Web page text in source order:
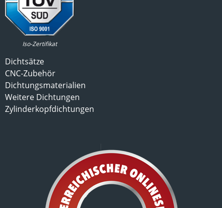
Iso-Zertifikat
Dichtsätze
CNC-Zubehör
Dichtungsmaterialien
Weitere Dichtungen
Zylinderkopfdichtungen